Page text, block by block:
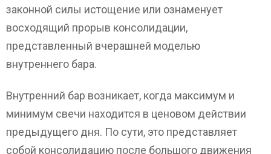
законной силы истощение или ознаменует
восходящий прорыв консолидации,
представленный вчерашней моделью
внутреннего бара.
Внутренний бар возникает, когда максимум и
минимум свечи находится в ценовом действии
предыдущего дня. По сути, это представляет
собой консолидацию после большого движения